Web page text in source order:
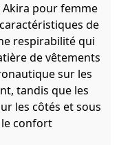
Akira pour femme
de
respirabilité qui
de vêtements
sur les
tandis que les
les côtés et sous
confort